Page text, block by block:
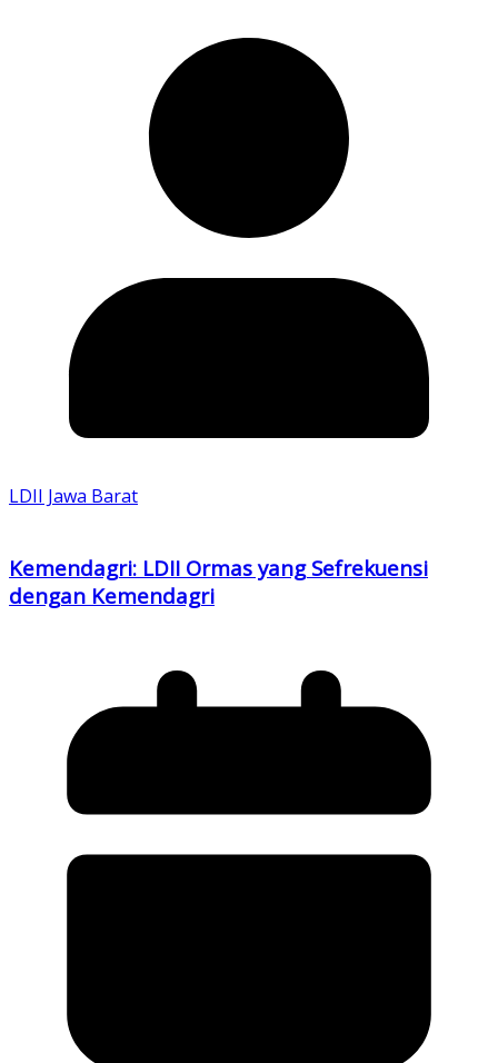
LDII Jawa Barat
Kemendagri: LDII Ormas yang Sefrekuensi
dengan Kemendagri